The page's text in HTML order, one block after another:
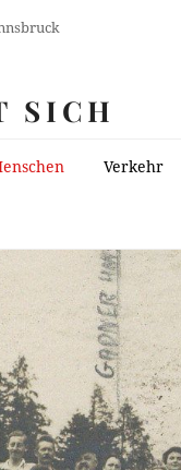
SICH
Verkehr